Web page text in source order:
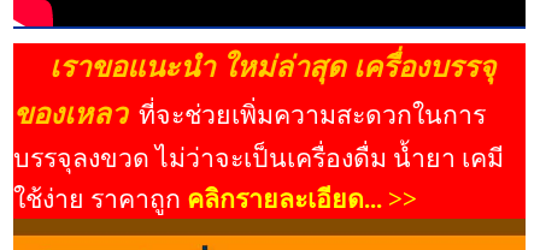
เราขอแนะนำ ใหม่ล่าสุด เครื่องบรรจุ
ของเหลวที่จะช่วยเพิ่มความสะดวกในการ
บรรจุลงขวด ไม่ว่าจะเป็นเครื่องดื่ม น้ำยา เคมี
ใช้ง่าย ราคาถูก คลิกรายละเอียด... >>